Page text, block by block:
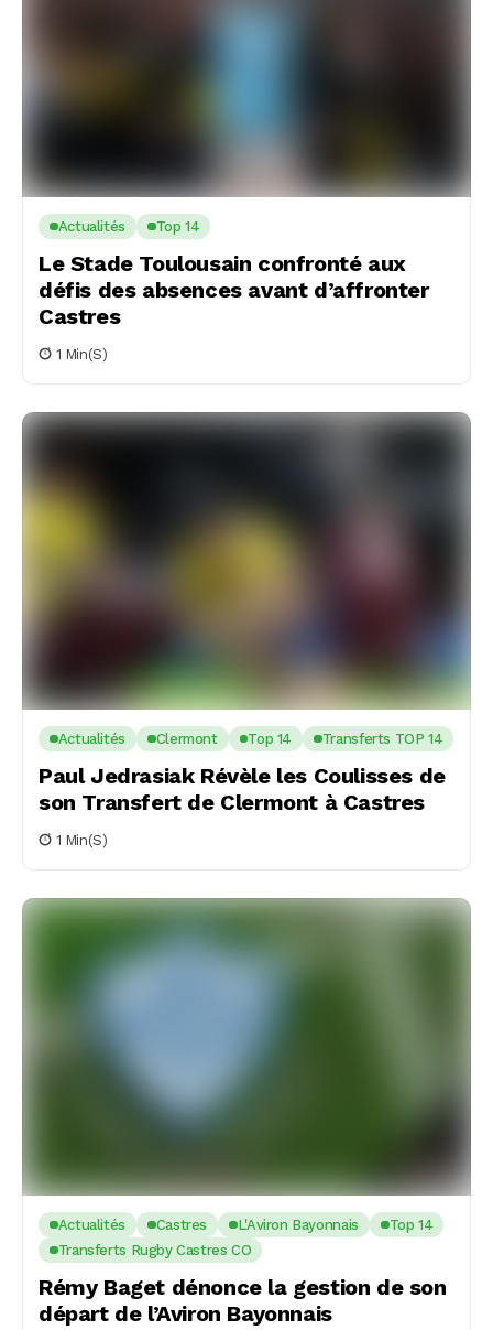
Actualités Top 14
Le Stade Toulousain confronté aux
défis des absences avant d’affronter
Castres
1 Min(s)
Actualités Clermont Top 14 Transferts TOP 14
Paul Jedrasiak Révèle les Coulisses de
son Transfert de Clermont à Castres
1 Min(s)
Actualités Castres L'Aviron Bayonnais
Top 14
Transferts Rugby Castres CO
Rémy Baget dénonce la gestion de son
départ de l’Aviron Bayonnais